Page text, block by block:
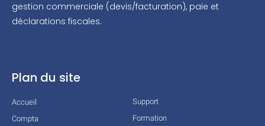
gestion commerciale (devis/facturation), paie et
déclarations fiscales.
Plan du site
Accueil
Compta
Support
Formation